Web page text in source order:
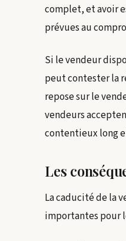
complet, et avoir
prévues au
Si le vendeur
peut contester la
repose sur le
vendeurs
contentieux long
Les
La caducité de la
importantes pour